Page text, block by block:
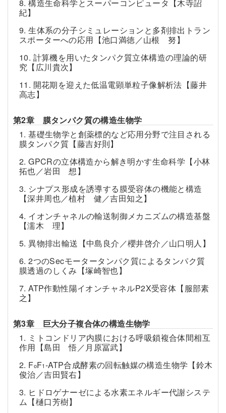
8. 構造生命科学とスーパーコンピュータ【木寺詔
紀】
9. 生体系の分子シミュレーションと多剤排出トラン
スポーターへの応用【池口満徳／山根 努】
10. 計算機を用いたタンパク質立体構造の理論的研
究【広川貴次】
11. 開花期を迎えた低温電顕単粒子像解析法【藤井
高志】
第2章 膜タンパク質の構造生物学
1. 基礎生物学と創薬標的など応用分野で注目される
膜タンパク質【藤吉好則】
2. GPCRの立体構造から解き明かす生命科学【小林
拓也／岩田 想】
3. シナプス形成を誘導する膜受容体の機能と構造
【深井周也／植村 健／吉田知之】
4. イオンチャネルの輸送制御メカニズムの構造基盤
【濡木 理】
5. 異物排出輸送【中島良介／櫻井啓介／山口明人】
6. 2つのSecモータータンパク質によるタンパク質
膜透過のしくみ【塚崎智也】
7. ATP作動性陽イオンチャネルP2X受容体【服部素
之】
第3章 巨大分子複合体の構造生物学
1. ミトコンドリア内膜における呼吸鎖複合体間相互
作用【島田 悟／月原冨武】
2. FoF1-ATP合成酵素の回転触媒の構造生物学【鈴木
俊治／吉田賢右】
3. ヒドロゲナーゼによる水素エネルギー代謝システ
ム【樋口芳樹】